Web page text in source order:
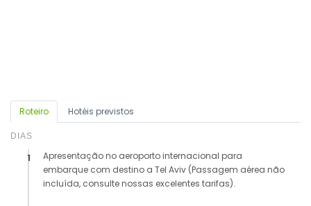
Roteiro Hotéis previstos
DIAS
1
Apresentação no aeroporto internacional para
embarque com destino a Tel Aviv (Passagem aérea não
incluída, consulte nossas excelentes tarifas).